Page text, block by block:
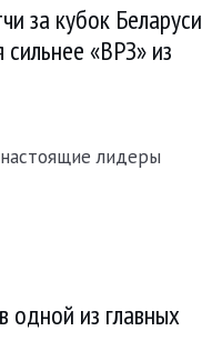
за кубок Беларуси
«ВРЗ» из
лидеры
одной из главных